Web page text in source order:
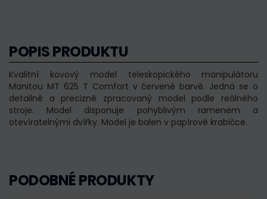
POPIS PRODUKTU
Kvalitní kovový model teleskopického manipulátoru
Manitou MT 625 T Comfort v červené barvě. Jedná se o
detailně a precizně zpracovaný model podle reálného
stroje. Model disponuje pohyblivým ramenem a
otevíratelnými dvířky. Model je balen v papírové krabičce.
PODOBNÉ PRODUKTY